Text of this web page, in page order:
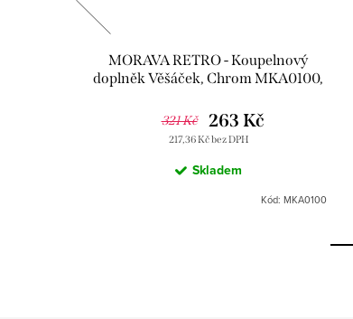
MORAVA RETRO - Koupelnový
doplněk Věšáček, Chrom MKA0100,
321 Kč
217,36 Kč bez DPH
263 Kč
Skladem
Kód: MKA0100